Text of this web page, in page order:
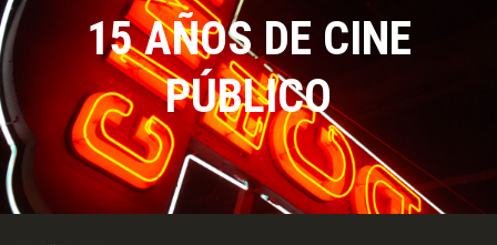
15 AÑOS DE CINE
PÚBLICO